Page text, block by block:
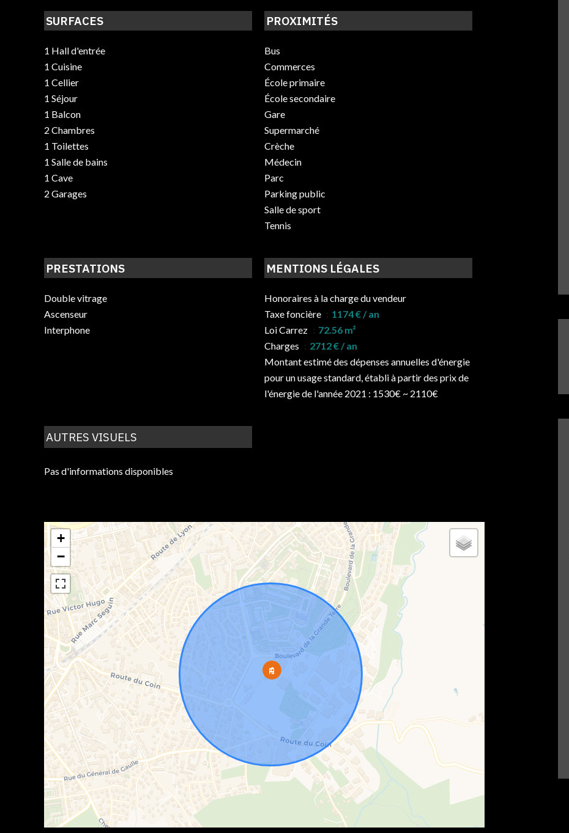
SURFACES
1 Hall d'entrée
1 Cuisine
1 Cellier
1 Séjour
1 Balcon
2 Chambres
1 Toilettes
1 Salle de bains
1 Cave
2 Garages
PROXIMITÉS
Bus
Commerces
École primaire
École secondaire
Gare
Supermarché
Crèche
Médecin
Parc
Parking public
Salle de sport
Tennis
PRESTATIONS
Double vitrage
Ascenseur
Interphone
MENTIONS LÉGALES
Honoraires à la charge du vendeur
Taxe foncière
1174 € / an
Loi Carrez
72.56 m²
Charges
2712 € / an
Montant estimé des dépenses annuelles d'énergie
pour un usage standard, établi à partir des prix de
l'énergie de l'année 2021 : 1530€ ~ 2110€
AUTRES VISUELS
Pas d'informations disponibles
+
−